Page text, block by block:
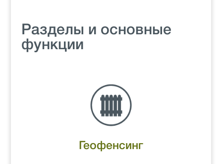
Разделы и основные
функции
Геофенсинг